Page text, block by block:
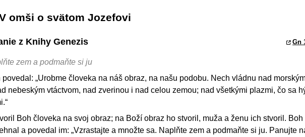
omši o svätom Jozefovi
z Knihy Genezis Gn
zem a podmaňte si ju
povedal: „Urobme človeka na náš obraz, na našu podobu. Nech vládnu nad
nebeským vtáctvom, nad zverinou i nad celou zemou; nad všetkými plazmi, čo sa
Boh človeka na svoj obraz; na Boží obraz ho stvoril, muža a ženu ich stvoril. Boh
a povedal im: „Vzrastajte a množte sa. Naplňte zem a podmaňte si ju. Panujte